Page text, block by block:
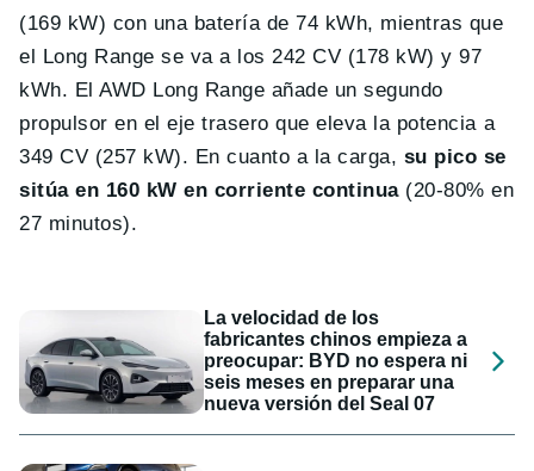
(169 kW) con una batería de 74 kWh, mientras que
el Long Range se va a los 242 CV (178 kW) y 97
kWh. El AWD Long Range añade un segundo
propulsor en el eje trasero que eleva la potencia a
349 CV (257 kW). En cuanto a la carga, su pico se
sitúa en 160 kW en corriente continua(20-80% en
27 minutos).
La velocidad de los
fabricantes chinos empieza a
preocupar: BYD no espera ni
seis meses en preparar una
nueva versión del Seal 07